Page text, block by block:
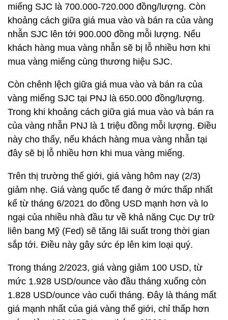
miếng SJC là 700.000-720.000 đồng/lượng. Còn
khoảng cách giữa giá mua vào và bán ra của vàng
nhẫn SJC lên tới 900.000 đồng mỗi lượng. Nếu
khách hàng mua vàng nhẫn sẽ bị lỗ nhiều hơn khi
mua vàng miếng cùng thương hiệu SJC.
Còn chênh lệch giữa giá mua vào và bán ra của
vàng miếng SJC tại PNJ là 650.000 đồng/lượng.
Trong khi khoảng cách giữa giá mua vào và bán ra
của vàng nhẫn PNJ là 1 triệu đồng mỗi lượng. Điều
này cho thấy, nếu khách hàng mua vàng nhẫn tại
đây sẽ bị lỗ nhiều hơn khi mua vàng miếng.
Trên thị trường thế giới, giá vàng hôm nay (2/3)
giảm nhẹ. Giá vàng quốc tế đang ở mức thấp nhất
kể từ tháng 6/2021 do đồng USD mạnh hơn và lo
ngại của nhiều nhà đầu tư về khả năng Cục Dự trữ
liên bang Mỹ (Fed) sẽ tăng lãi suất trong thời gian
sắp tới. Điều này gây sức ép lên kim loại quý.
Trong tháng 2/2023, giá vàng giảm 100 USD, từ
mức 1.928 USD/ounce vào đầu tháng xuống còn
1.828 USD/ounce vào cuối tháng. Đây là tháng mất
giá mạnh nhất của giá vàng thế giới, chỉ thấp hơn